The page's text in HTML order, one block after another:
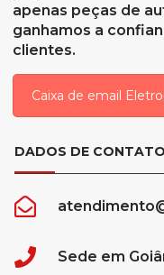
apenas peças de
ganhamos a
clientes.
Caixa de email
DADOS DE CONTATO
Sede em